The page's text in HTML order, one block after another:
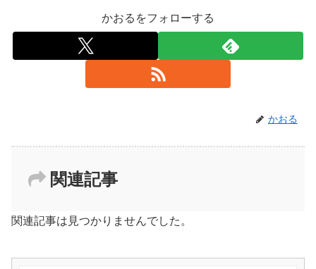
かおるをフォローする
かおる
関連記事
関連記事は見つかりませんでした。